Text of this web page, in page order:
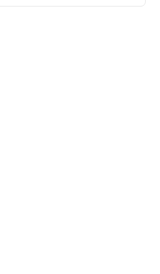
市場に特。導入ステップ、